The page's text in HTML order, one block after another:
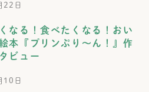
22日
なる！食べたくなる！おい
本『プリンぷり～ん！』作
ビュー
10日